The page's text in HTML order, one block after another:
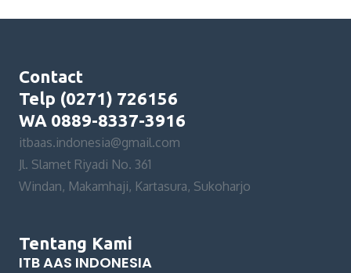
Contact
Telp (0271) 726156
WA 0889-8337-3916
itbaas.indonesia@gmail.com
Jl. Slamet Riyadi No. 361
Windan, Makamhaji, Kartasura, Sukoharjo
Tentang Kami
ITB AAS INDONESIA